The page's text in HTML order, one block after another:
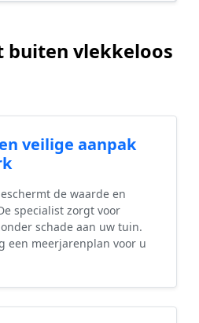
buiten vlekkeloos
veilige aanpak
de waarde en
specialist zorgt voor
schade aan uw tuin.
een meerjarenplan voor u